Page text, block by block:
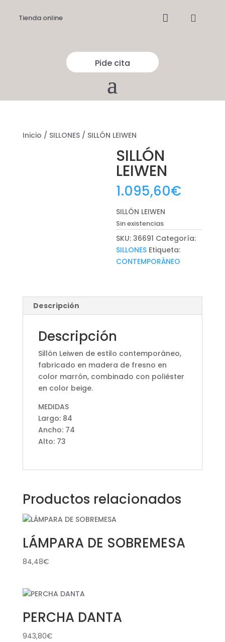
Tienda online  
Pide cita
Inicio / SILLONES/ SILLÓN LEIWEN
SILLÓN
LEIWEN
1.095,60€
SILLÓN LEIWEN
Sin existencias
SKU:36691 Categoría:
SILLONES Etiqueta:
CONTEMPORÁNEO
Descripción
Descripción
Sillón Leiwen de estilo contemporáneo,
fabricado en madera de fresno en
color marrón, combinado con poliéster
en color beige.
MEDIDAS
Largo: 84
Ancho: 74
Alto: 73
Productos relacionados
LÁMPARA DE SOBREMESA
84,48€
PERCHA DANTA
943,80€